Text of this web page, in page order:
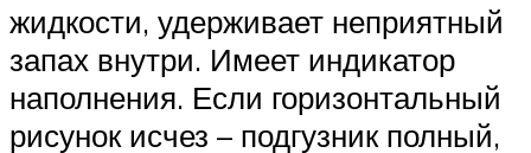
жидкости, удерживает неприятный
запах внутри. Имеет индикатор
наполнения. Если горизонтальный
рисунок исчез – подгузник полный,